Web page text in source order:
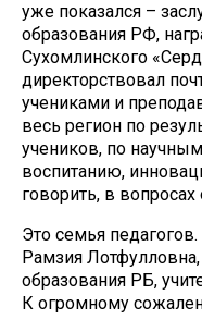
уже показался –
образования РФ,
Сухомлинского
директорствовал
учениками и
весь регион по
учеников, по
воспитанию,
говорить, в
Это семья
Рамзия
образования РБ,
К огромному